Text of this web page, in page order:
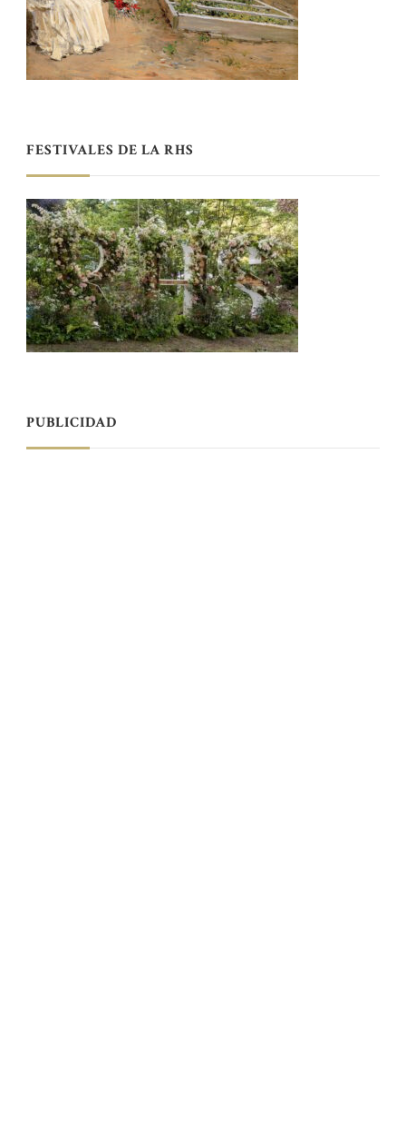
FESTIVALES DE LA RHS
PUBLICIDAD